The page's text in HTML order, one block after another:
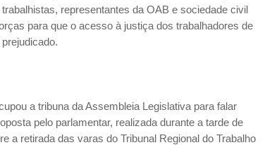
representantes da OAB e sociedade civil
para que o acesso à justiça dos trabalhadores de
a tribuna da Assembleia Legislativa para falar
pelo parlamentar, realizada durante a tarde de
a retirada das varas do Tribunal Regional do Trabalho